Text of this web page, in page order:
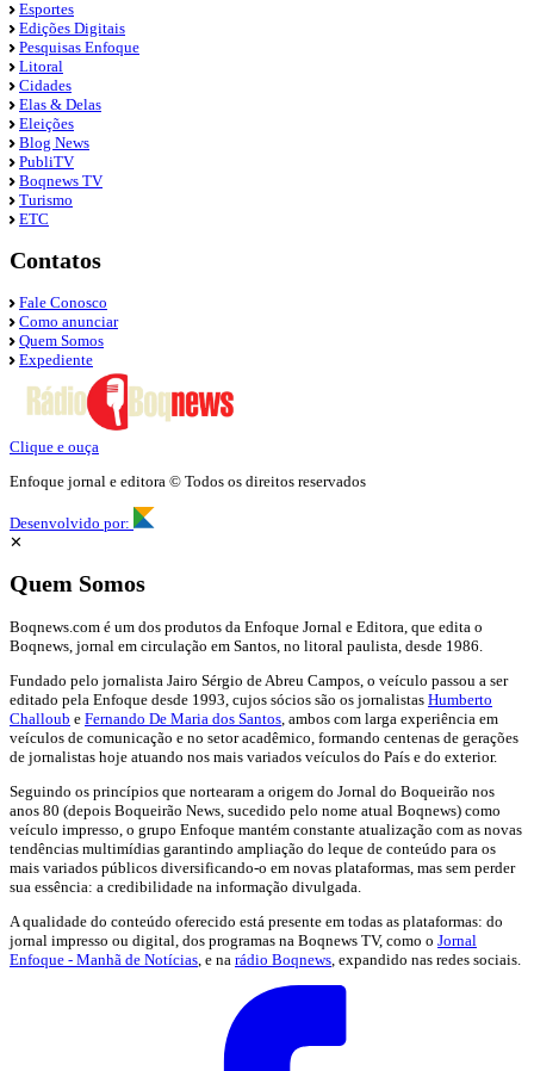
Esportes
Edições Digitais
Pesquisas Enfoque
Litoral
Cidades
Elas & Delas
Eleições
Blog News
PubliTV
Boqnews TV
Turismo
ETC
Contatos
Fale Conosco
Como anunciar
Quem Somos
Expediente
Clique e ouça
Enfoque jornal e editora © Todos os direitos reservados
Desenvolvido por:
✕
Quem Somos
Boqnews.com é um dos produtos da Enfoque Jornal e Editora, que edita o
Boqnews, jornal em circulação em Santos, no litoral paulista, desde 1986.
Fundado pelo jornalista Jairo Sérgio de Abreu Campos, o veículo passou a ser
editado pela Enfoque desde 1993, cujos sócios são os jornalistas Humberto
Challoub e Fernando De Maria dos Santos , ambos com larga experiência em
veículos de comunicação e no setor acadêmico, formando centenas de gerações
de jornalistas hoje atuando nos mais variados veículos do País e do exterior.
Seguindo os princípios que nortearam a origem do Jornal do Boqueirão nos
anos 80 (depois Boqueirão News, sucedido pelo nome atual Boqnews) como
veículo impresso, o grupo Enfoque mantém constante atualização com as novas
tendências multimídias garantindo ampliação do leque de conteúdo para os
mais variados públicos diversificando-o em novas plataformas, mas sem perder
sua essência: a credibilidade na informação divulgada.
A qualidade do conteúdo oferecido está presente em todas as plataformas: do
jornal impresso ou digital, dos programas na Boqnews TV, como o Jornal
Enfoque - Manhã de Notícias , e na rádio Boqnews , expandido nas redes sociais.